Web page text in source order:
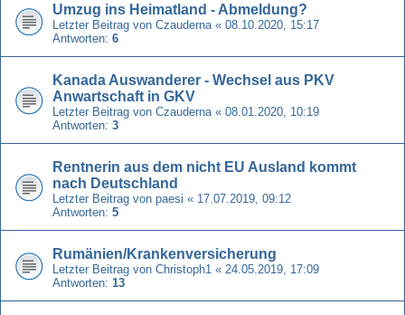
Umzug ins Heimatland - Abmeldung?
Letzter Beitrag von Czauderna « 08.10.2020, 15:17
Antworten: 6
Kanada Auswanderer - Wechsel aus PKV
Anwartschaft in GKV
Letzter Beitrag von Czauderna « 08.01.2020, 10:19
Antworten: 3
Rentnerin aus dem nicht EU Ausland kommt
nach Deutschland
Letzter Beitrag von paesi « 17.07.2019, 09:12
Antworten: 5
Rumänien/Krankenversicherung
Letzter Beitrag von Christoph1 « 24.05.2019, 17:09
Antworten: 13